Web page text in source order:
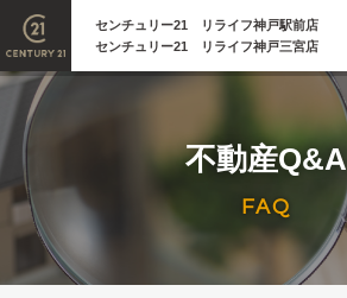
センチュリー21 リライフ神戸駅前店
センチュリー21 リライフ神戸三宮店
不動産Q&A
FAQ